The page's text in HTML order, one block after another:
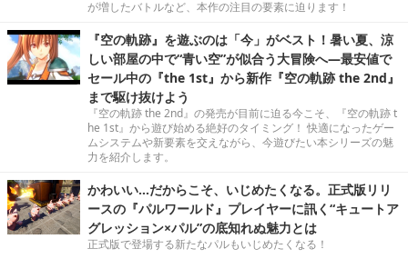
が増したバトルなど、本作の注目の要素に迫ります！
『空の軌跡』を遊ぶのは「今」がベスト！暑い夏、涼
しい部屋の中で“青い空”が似合う大冒険へ―最安値で
セール中の『the 1st』から新作『空の軌跡 the 2nd』
まで駆け抜けよう
『空の軌跡 the 2nd』の発売が目前に迫る今こそ、『空の軌跡 t
he 1st』から遊び始める絶好のタイミング！ 快適になったゲー
ムシステムや新要素を交えながら、今遊びたい本シリーズの魅
力を紹介します。
かわいい…だからこそ、いじめたくなる。正式版リリ
ースの『パルワールド』プレイヤーに訊く“キュートア
グレッション×パル”の底知れぬ魅力とは
正式版で登場する新たなパルもいじめたくなる！